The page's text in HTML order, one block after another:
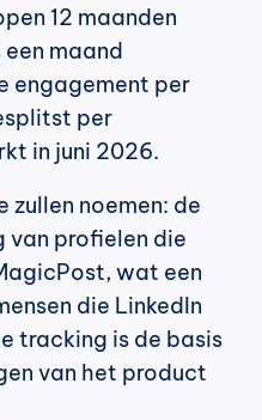
12 maanden
maand
engagement per
per
in juni 2026.
zullen noemen: de
van profielen die
wat een
die LinkedIn
tracking is de basis
van het product